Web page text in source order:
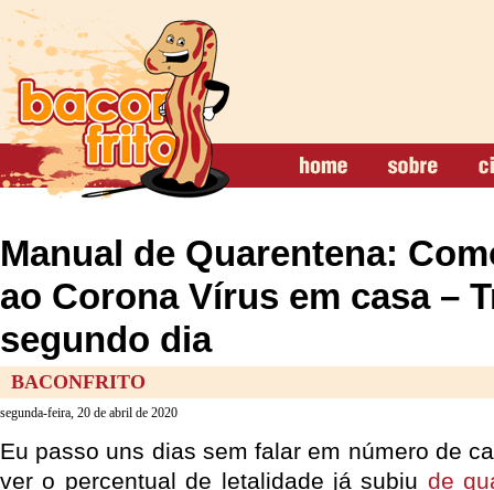
Manual de Quarentena:
ao Corona Vírus em casa –
segundo dia
BACONFRITO
segunda-feira, 20 de abril de 2020
Eu passo uns dias sem falar em número de
ver o percentual de letalidade já subiu de